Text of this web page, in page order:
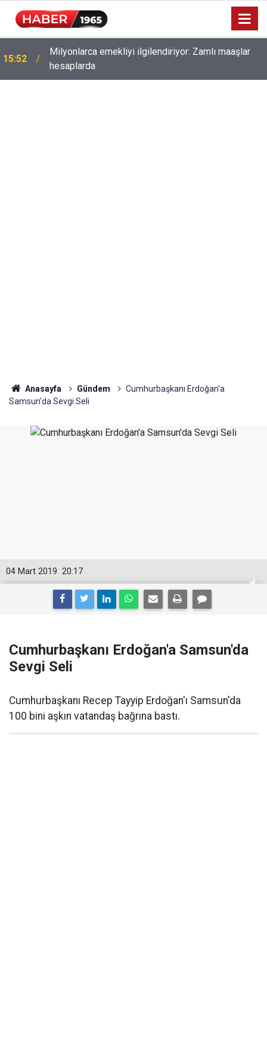
15:52
Milyonlarca emekliyi ilgilendiriyor: Zamlı maaşlar
hesaplarda
Anasayfa Gündem
Cumhurbaşkanı Erdoğan'a
Samsun'da Sevgi Seli
20:17
04 Mart 2019
Cumhurbaşkanı Erdoğan'a Samsun'da
Sevgi Seli
Cumhurbaşkanı Recep Tayyip Erdoğan'ı Samsun'da
100 bini aşkın vatandaş bağrına bastı.